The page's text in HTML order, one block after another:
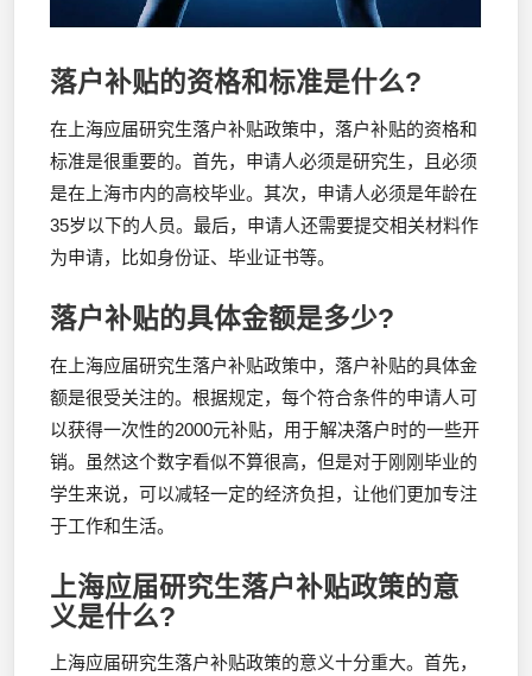
落户补贴的资格和标准是什么?
在上海应届研究生落户补贴政策中，落户补贴的资格和
标准是很重要的。首先，申请人必须是研究生，且必须
是在上海市内的高校毕业。其次，申请人必须是年龄在
35岁以下的人员。最后，申请人还需要提交相关材料作
为申请，比如身份证、毕业证书等。
落户补贴的具体金额是多少?
在上海应届研究生落户补贴政策中，落户补贴的具体金
额是很受关注的。根据规定，每个符合条件的申请人可
以获得一次性的2000元补贴，用于解决落户时的一些开
销。虽然这个数字看似不算很高，但是对于刚刚毕业的
学生来说，可以减轻一定的经济负担，让他们更加专注
于工作和生活。
上海应届研究生落户补贴政策的意
义是什么?
上海应届研究生落户补贴政策的意义十分重大。首先，